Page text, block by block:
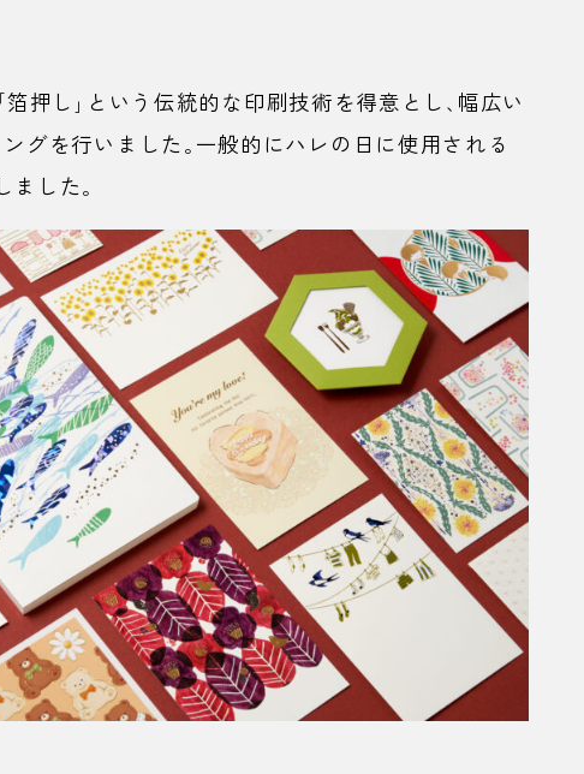
「箔押し」という伝統的な印刷技術を得意とし、幅広い
グを行いました。一般的にハレの日に使用される
した。